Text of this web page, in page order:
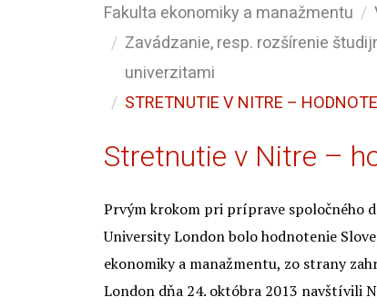
Fakulta ekonomiky a manažmentu
Zavádzanie, resp. rozšírenie
univerzitami
STRETNUTIE V NITRE –
Stretnutie v Nitre –
Prvým krokom pri príprave spoločného
University London bolo hodnotenie
ekonomiky a manažmentu, zo strany
London dňa 24. októbra 2013 navštívili